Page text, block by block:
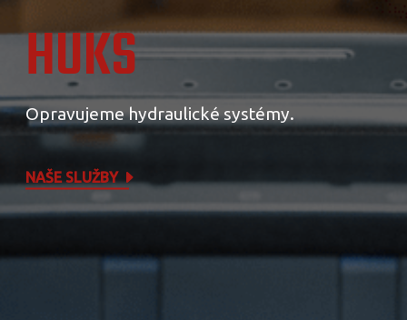
HUKS
Opravujeme hydraulické systémy.
NAŠE SLUŽBY